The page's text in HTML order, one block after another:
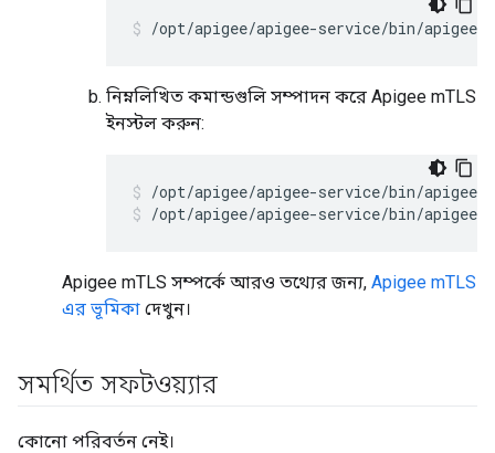
/opt/apigee/apigee-service/bin/
নিম্নলিখিত কমান্ডগুলি সম্পাদন করে Apigee mTLS
ইনস্টল করুন:
/opt/apigee/apigee-service/bin/
Apigee mTLS সম্পর্কে আরও তথ্যের জন্য, Apigee mTLS
এর ভূমিকা দেখুন।
সমর্থিত সফটওয়্যার
কোনো পরিবর্তন নেই।